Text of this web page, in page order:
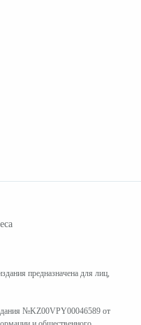
предназначена для лиц,
№KZ00VPY00046589 от